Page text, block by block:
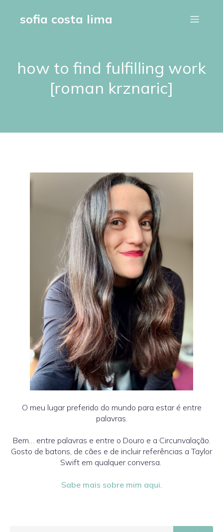
sofia costa lima
how to find fulfilling work
[roman krznaric]
O meu lugar preferido do mundo para estar é entre
palavras.
Bem… entre palavras e entre o Douro e a Circunvalação.
Gosto de batons, de cães e de incluir referências a Taylor
Swift em qualquer conversa.
Sabe mais sobre mim aqui.